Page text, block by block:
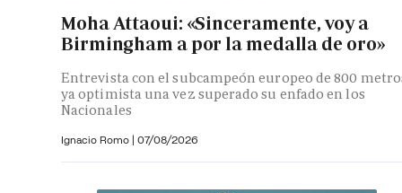
Moha Attaoui: «Sinceramente, voy a
Birmingham a por la medalla de oro»
Entrevista con el subcampeón europeo de 800
ya optimista una vez superado su enfado en los
Nacionales
Ignacio Romo | 07/08/2026